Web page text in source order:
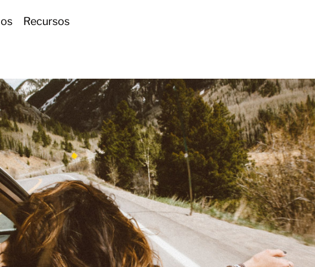
Recursos